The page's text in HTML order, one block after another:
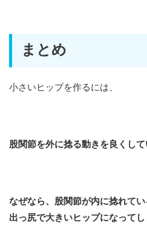
まとめ
小さいヒップを作るには、
股関節を外に捻る動きを良くして
なぜなら、股関節が内に捻れてい
出っ尻で大きいヒップになってし